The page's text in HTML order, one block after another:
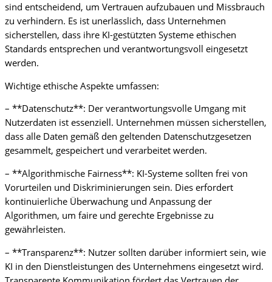
sind entscheidend, um Vertrauen aufzubauen und Missbrauch
zu verhindern. Es ist unerlässlich, dass Unternehmen
sicherstellen, dass ihre KI-gestützten Systeme ethischen
Standards entsprechen und verantwortungsvoll eingesetzt
werden.
Wichtige ethische Aspekte umfassen:
– **Datenschutz**: Der verantwortungsvolle Umgang mit
Nutzerdaten ist essenziell. Unternehmen müssen sicherstellen,
dass alle Daten gemäß den geltenden Datenschutzgesetzen
gesammelt, gespeichert und verarbeitet werden.
– **Algorithmische Fairness**: KI-Systeme sollten frei von
Vorurteilen und Diskriminierungen sein. Dies erfordert
kontinuierliche Überwachung und Anpassung der
Algorithmen, um faire und gerechte Ergebnisse zu
gewährleisten.
– **Transparenz**: Nutzer sollten darüber informiert sein, wie
KI in den Dienstleistungen des Unternehmens eingesetzt wird.